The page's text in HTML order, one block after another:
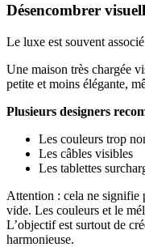
Désencombrer
Le luxe est souvent
Une maison très chargée
petite et moins élégante,
Plusieurs designers
Les couleurs trop
Les câbles visibles
Les tablettes
Attention : cela ne signifie
vide. Les couleurs et le
L’objectif est surtout de
harmonieuse.